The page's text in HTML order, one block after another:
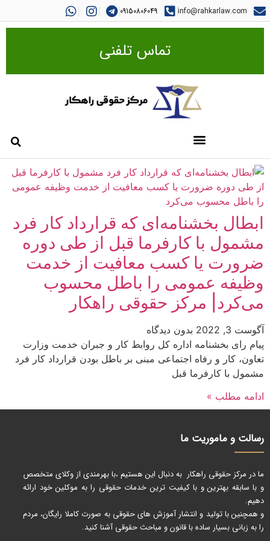
info@rahkarlaw.com
09150806049
تماس تلفنی
ابطال بخشنامه‌ای که قرارداد کار فرد
مشمول با کارفرما قبل از طی دوره
ضرورت یا کسب معافیت از خدمت
وظیفه عمومی را باطل محسوب
می‌کرد| مرکز حقوقی راهکار
آگوست 3, 2022
بدون دیدگاه
پیام رای بخشنامه اداره کل روابط کار و جبران خدمت وزارت
تعاون، کار و رفاه اجتماعی مبنی بر باطل بودن قرارداد کار فرد
مشمول با کارفرما قبل
ادامه مطلب »
رسالت و ماموریت ما
ما در مرکز حقوقی راهکار به دنبال این هستیم ،با بهرمندی از وکلای متخصص
و با سابقه بهترین و با کیفیت ترین خدمات حقوقی را به موکلین خود ارائه
دهیم.
و همچنین با تولید و انتشار آموزش های حقوقی به صورت کاملا رایگان، مردم
را به زبانی بسیار ساده با قانون و مباحث حقوقی آشنا کنید.